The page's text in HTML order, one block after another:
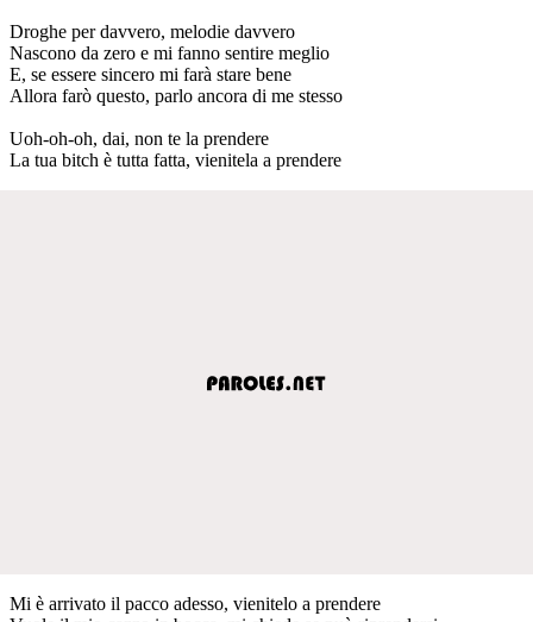
Droghe per davvero, melodie davvero
Nascono da zero e mi fanno sentire meglio
E, se essere sincero mi farà stare bene
Allora farò questo, parlo ancora di me stesso
Uoh-oh-oh, dai, non te la prendere
La tua bitch è tutta fatta, vienitela a prendere
Mi è arrivato il pacco adesso, vienitelo a prendere